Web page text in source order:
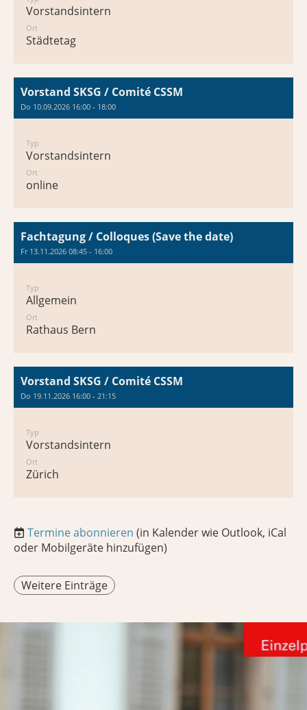
Vorstandsintern
Ort
Städtetag
Vorstand SKSG / Comité CSSM
Do 10.09.2026 16:00 - 18:00
Typ
Vorstandsintern
Ort
online
Fachtagung / Colloques (Save the date)
Fr 13.11.2026 08:45 - 16:00
Typ
Allgemein
Ort
Rathaus Bern
Vorstand SKSG / Comité CSSM
Do 19.11.2026 16:00 - 21:15
Typ
Vorstandsintern
Ort
Zürich
Termine abonnieren (in Kalender wie Outlook, iCal
oder Mobilgeräte hinzufügen)
Weitere Einträge